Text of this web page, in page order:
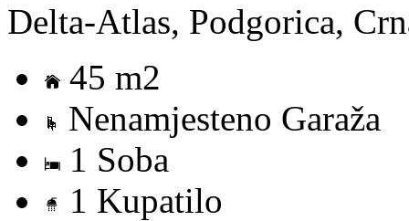
Delta-Atlas, Podgorica,
45 m2
Nenamjesteno Garaža
1 Soba
1 Kupatilo